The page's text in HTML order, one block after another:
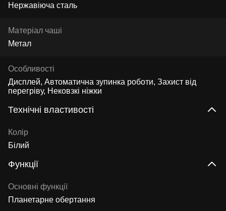
Нержавіюча сталь
Матеріал чаші
Метал
Особливості
Дисплей, Автоматична зупинка роботи, Захист від
перегріву, Нековзкі ніжки
Технічні властивості
Колір
Білий
Функції
Основні функції
Планетарне обертання